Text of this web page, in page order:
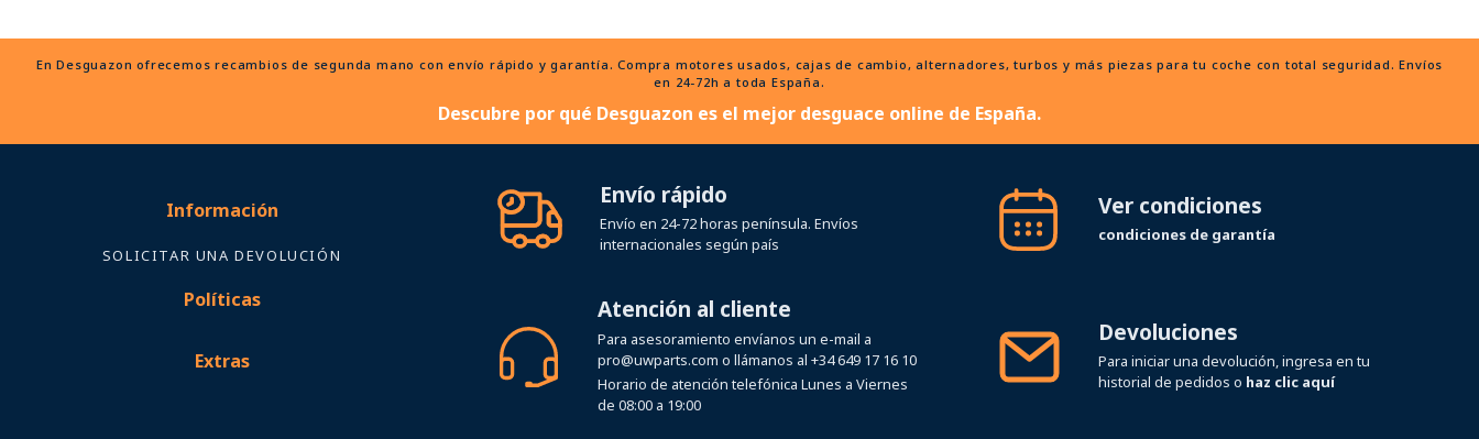
En Desguazon ofrecemos recambios de segunda mano con envío rápido y garantía. Compra motores usados, cajas de cambio, alternadores, turbos y más piezas para tu coche con total seguridad. Envíos
en 24-72h a toda España.
Descubre por qué Desguazon es el mejor desguace online de España.
Información
SOLICITAR UNA DEVOLUCIÓN
Políticas
Extras
Envío rápido
Envío en 24-72 horas península. Envíos
internacionales según país
Ver condiciones
condiciones de garantía
Atención al cliente
Para asesoramiento envíanos un e-mail a
pro@uwparts.com o llámanos al +34 649 17 16 10
Horario de atención telefónica Lunes a Viernes
de 08:00 a 19:00
Devoluciones
Para iniciar una devolución, ingresa en tu
historial de pedidos o haz clic aquí